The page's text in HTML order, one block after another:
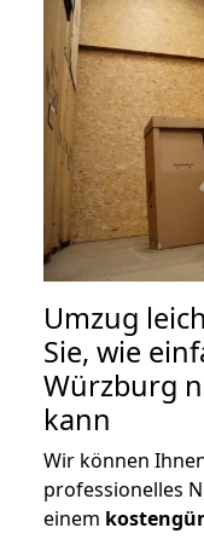
Umzug
Sie, wie
Würzburg
kann
Wir können
professionelles
einem